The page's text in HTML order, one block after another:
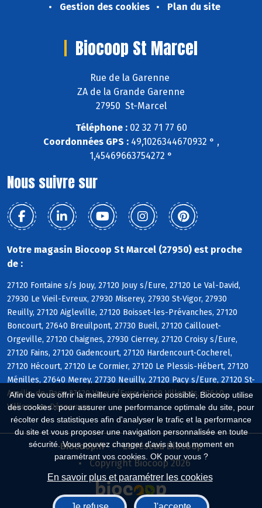
Afin de vous offrir la meilleure expérience possible, Biocoop utilise
des cookies : pour assurer une performance optimale du site, pour
récolter des statistiques afin d'analyser le trafic et la performance
du site et vous proposer une navigation personnalisée en toute
sécurité. Vous pouvez changer d'avis à tout moment en
paramétrant vos cookies. OK pour vous ?
En savoir plus et paramétrer les cookies
Gestion des cookies
Plan du site
Biocoop St Marcel
Rue de la Garenne
ZA de la Grande Garenne
27950 St-Marcel
Téléphone :02 32 71 77 60
Coordonnées GPS :49,1026344670932 ° ,
1,45469663754272 °
Nous suivre sur
Votre magasin Biocoop St Marcel (27950) est proche
de :
27120 Fontaine s/s Jouy, 27120 Jouy s/Eure, 27120 Le Val-David,
27930 Le Vieil-Evreux, 27930 Miserey, 27930 St-Vigor, 27930
Reuilly, 27120 Aigleville, 27120 Boisset-les-Prévanches, 27120
Boncourt, 27640 Breuilpont, 27730 Bueil, 27120 Caillouet-
Orgeville, 27120 Chaignes, 27930 Cierrey, 27120 Croisy s/Eure,
27120 Fains, 27120 Gadencourt, 27120 Hardencourt-Cocherel,
27120 Hécourt, 27120 Le Cormier, 27120 Le Plessis-Hébert, 27120
Ménilles, 27640 Merey, 27730 Neuilly, 27120 Pacy s/Eure, 27120 St-
Aquilin-de-Pacy, 27120 Vaux s/Eure, 27120 Villegats, 27640
Villiers-en-Désoeuvre
Biocoop.fr
Le réseau Biocoop
Copyright Biocoop 2026